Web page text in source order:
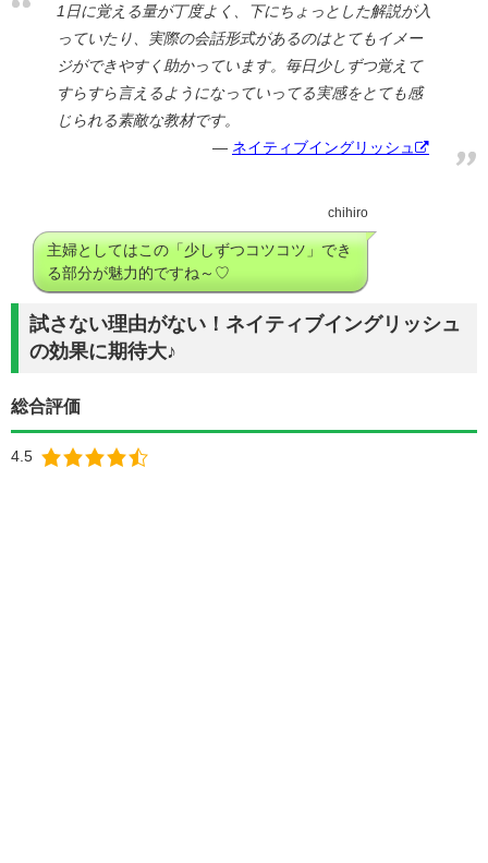
1日に覚える量が丁度よく、下にちょっとした解説が入
っていたり、実際の会話形式があるのはとてもイメー
ジができやすく助かっています。毎日少しずつ覚えて
すらすら言えるようになっていってる実感をとても感
じられる素敵な教材です。
ネイティブイングリッシュ
chihiro
主婦としてはこの「少しずつコツコツ」でき
る部分が魅力的ですね～♡
試さない理由がない！ネイティブイングリッシュ
の効果に期待大♪
総合評価
4.5